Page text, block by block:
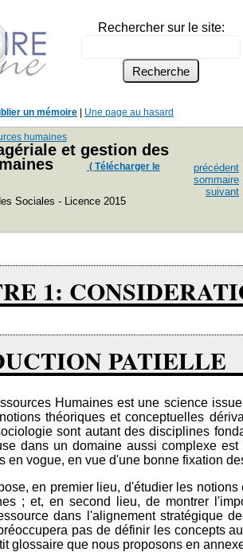
Rechercher sur le site:
un mémoire Une page au hasard
humaines
et gestion des
( Télécharger le
Sociales - Licence 2015
précédent
sommaire
suivant
1:
PATIELLE
Humaines est une science
théoriques et conceptuelles
sont autant des disciplines
dans un domaine aussi complexe
en vogue, en vue d'une bonne fixation
en premier lieu, d'étudier les
; et, en second lieu, de montrer
dans l'alignement stratégique
pas de définir les concepts
glossaire que nous proposons en